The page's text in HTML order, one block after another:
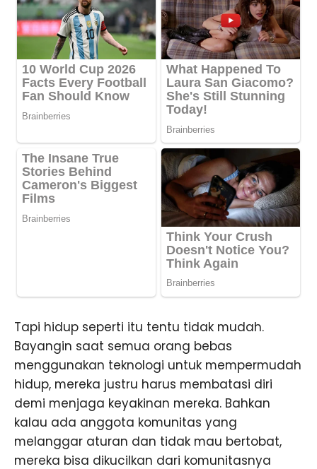
Tapi hidup seperti itu tentu tidak mudah.
Bayangin saat semua orang bebas
menggunakan teknologi untuk mempermudah
hidup, mereka justru harus membatasi diri
demi menjaga keyakinan mereka. Bahkan
kalau ada anggota komunitas yang
melanggar aturan dan tidak mau bertobat,
mereka bisa dikucilkan dari komunitasnya